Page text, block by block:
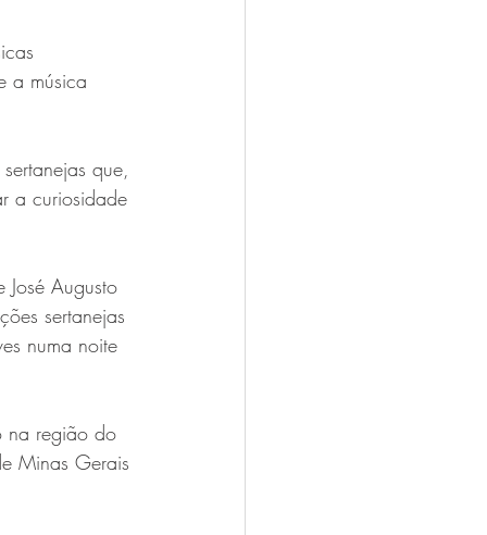
a música
que,
a curiosidade
José Augusto
sertanejas
numa noite
na região do
Minas Gerais